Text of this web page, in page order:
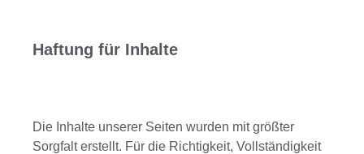
Haftung für Inhalte
Die Inhalte unserer Seiten wurden mit größter
Sorgfalt erstellt. Für die Richtigkeit, Vollständigkeit